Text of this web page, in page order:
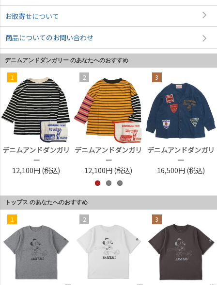
お取寄せについて
商品についてのお問い合わせ
デニムアンドダンガリー のあなたへのおすすめ
1
デニムアンドダンガリ
ー
12,100円 (税込)
2
デニムアンドダンガリ
ー
12,100円 (税込)
3
デニムアンドダンガリ
ー
16,500円 (税込)
トップス のあなたへのおすすめ
1 2 3